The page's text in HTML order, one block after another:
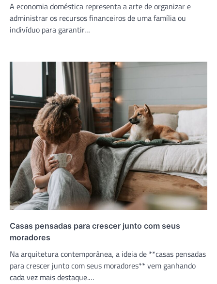
A economia doméstica representa a arte de organizar e
administrar os recursos financeiros de uma família ou
indivíduo para garantir…
Casas pensadas para crescer junto com seus
moradores
Na arquitetura contemporânea, a ideia de **casas pensadas
para crescer junto com seus moradores** vem ganhando
cada vez mais destaque.…